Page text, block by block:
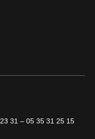
31 – 05 35 31 25 15